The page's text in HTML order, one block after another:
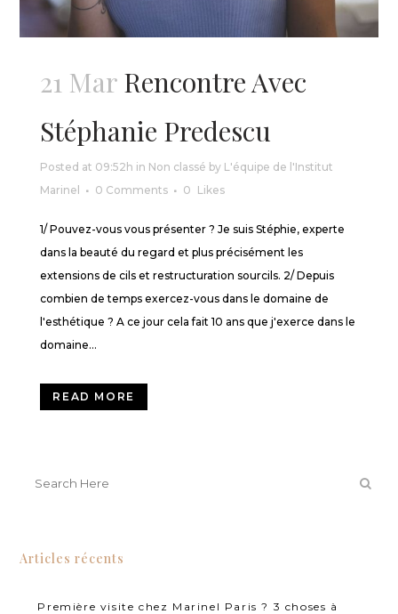
21 Mar Rencontre Avec
Stéphanie Predescu
Posted at 09:52h in Non classé by L'équipe de l'Institut
Marinel
0 Comments 0 Likes
1/ Pouvez-vous vous présenter ? Je suis Stéphie, experte
dans la beauté du regard et plus précisément les
extensions de cils et restructuration sourcils. 2/ Depuis
combien de temps exercez-vous dans le domaine de
l'esthétique ? A ce jour cela fait 10 ans que j'exerce dans le
domaine...
READ MORE
Articles récents
Première visite chez Marinel Paris ? 3 choses à